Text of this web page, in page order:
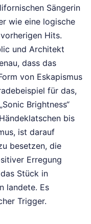
Sängerin
wie eine logische
Hits.
und Architekt
dass das
von Eskapismus
für das,
Brightness“
bis
ist darauf
besetzen, die
Erregung
Stück in
landete. Es
Trigger.